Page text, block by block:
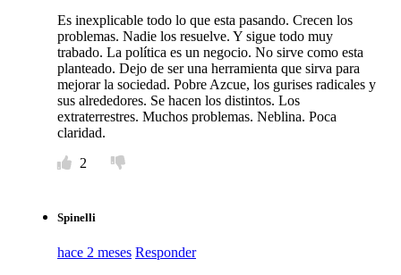
Es inexplicable todo lo que esta pasando. Crecen los
problemas. Nadie los resuelve. Y sigue todo muy
trabado. La política es un negocio. No sirve como esta
planteado. Dejo de ser una herramienta que sirva para
mejorar la sociedad. Pobre Azcue, los gurises radicales y
sus alrededores. Se hacen los distintos. Los
extraterrestres. Muchos problemas. Neblina. Poca
claridad.
2
Spinelli
hace 2 meses Responder